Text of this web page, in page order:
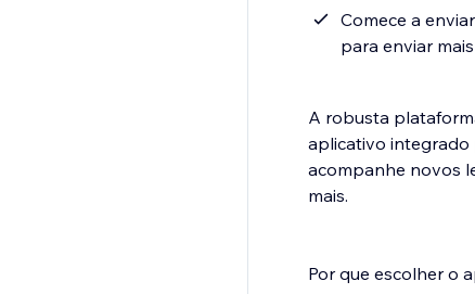
Comece a
para enviar
A robusta
aplicativo integrado
acompanhe novos
mais.
Por que escolher o